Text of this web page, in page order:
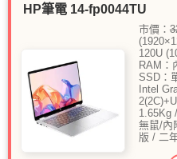
HP筆電 14-fp0044TU
市價：
120U
RAM：
SSD：
Intel
1.65Kg
無鼠/內
版 / 二